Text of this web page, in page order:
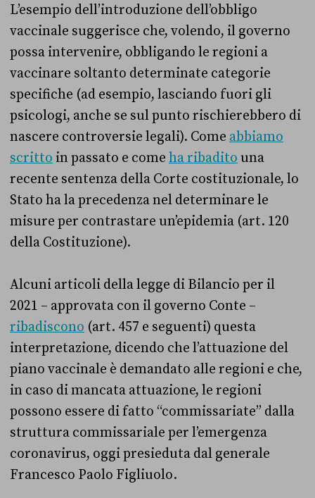
L’esempio dell’introduzione dell’obbligo
vaccinale suggerisce che, volendo, il governo
possa intervenire, obbligando le regioni a
vaccinare soltanto determinate categorie
specifiche (ad esempio, lasciando fuori gli
psicologi, anche se sul punto rischierebbero di
nascere controversie legali). Come abbiamo
scritto in passato e come ha ribadito una
recente sentenza della Corte costituzionale, lo
Stato ha la precedenza nel determinare le
misure per contrastare un’epidemia (art. 120
della Costituzione).
Alcuni articoli della legge di Bilancio per il
2021 – approvata con il governo Conte –
ribadiscono (art. 457 e seguenti) questa
interpretazione, dicendo che l’attuazione del
piano vaccinale è demandato alle regioni e che,
in caso di mancata attuazione, le regioni
possono essere di fatto “commissariate” dalla
struttura commissariale per l’emergenza
coronavirus, oggi presieduta dal generale
Francesco Paolo Figliuolo.